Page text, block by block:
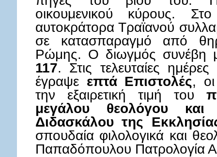
οικουμενικού κύρους.
αυτοκράτορα Τραϊανού
σε κατασπαραγμό από
Ρώμης. Ο διωγμός συνέβη
117. Στις τελευταίες
έγραψε επτά Επιστολές,
την εξαιρετική τιμή του
μεγάλου θεολόγου
Διδασκάλου της
σπουδαία φιλολογικά και
Παπαδόπουλου Πατρολογία